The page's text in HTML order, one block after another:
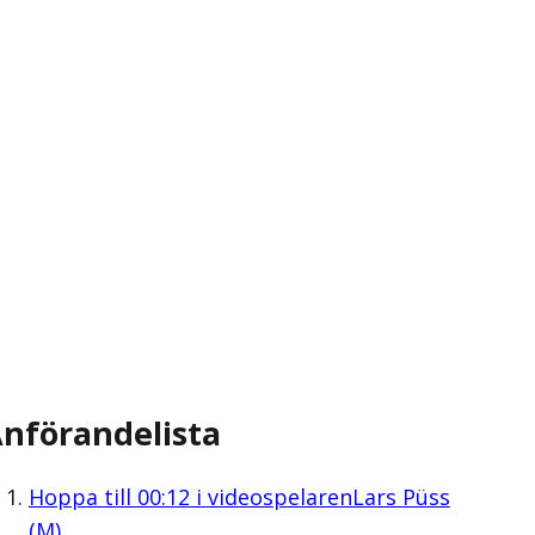
Hoppa till 00:12 i videospelarenLars Püss